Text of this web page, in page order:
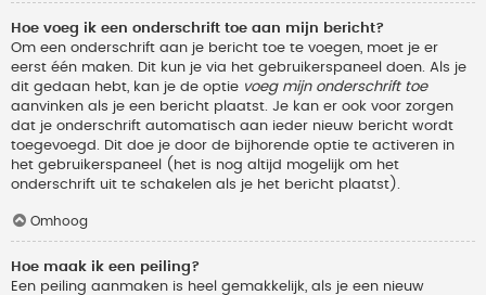
Hoe voeg ik een onderschrift toe aan mijn bericht?
Om een onderschrift aan je bericht toe te voegen, moet je er
eerst één maken. Dit kun je via het gebruikerspaneel doen. Als je
dit gedaan hebt, kan je de optie voeg mijn onderschrift toe
aanvinken als je een bericht plaatst. Je kan er ook voor zorgen
dat je onderschrift automatisch aan ieder nieuw bericht wordt
toegevoegd. Dit doe je door de bijhorende optie te activeren in
het gebruikerspaneel (het is nog altijd mogelijk om het
onderschrift uit te schakelen als je het bericht plaatst).
Omhoog
Hoe maak ik een peiling?
Een peiling aanmaken is heel gemakkelijk, als je een nieuw